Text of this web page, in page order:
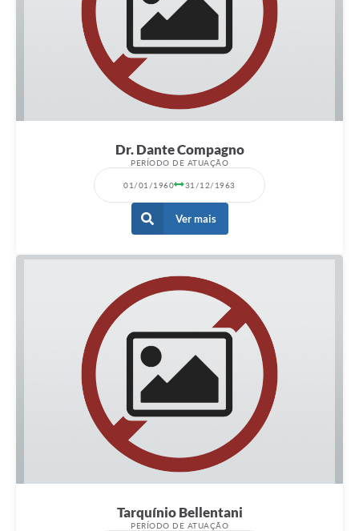
Dr. Dante Compagno
PERÍODO DE ATUAÇÃO
01/01/1960 31/12/1963
Ver mais
Tarquínio Bellentani
PERÍODO DE ATUAÇÃO